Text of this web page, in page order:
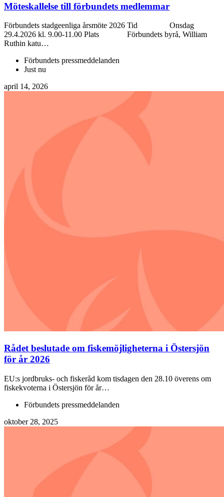
Möteskallelse till förbundets medlemmar
Förbundets stadgeenliga årsmöte 2026 Tid Onsdag
29.4.2026 kl. 9.00-11.00 Plats Förbundets byrå, William
Ruthin katu…
Förbundets pressmeddelanden
Just nu
april 14, 2026
Rådet beslutade om fiskemöjligheterna i Östersjön
för år 2026
EU:s jordbruks- och fiskeråd kom tisdagen den 28.10 överens om
fiskekvoterna i Östersjön för år…
Förbundets pressmeddelanden
oktober 28, 2025